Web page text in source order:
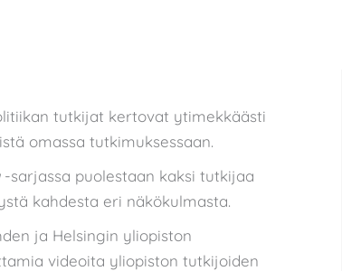
tutkijat kertovat ytimekkäästi
omassa tutkimuksessaan.
-sarjassa puolestaan kaksi tutkijaa
kahdesta eri näkökulmasta.
ja Helsingin yliopiston
videoita yliopiston tutkijoiden